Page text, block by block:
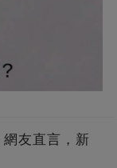
友直言，新